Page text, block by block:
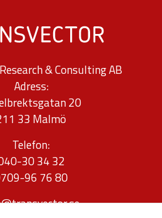
& Consulting AB
Adress:
20
33 Malmö
Telefon:
30 34 32
96 76 80